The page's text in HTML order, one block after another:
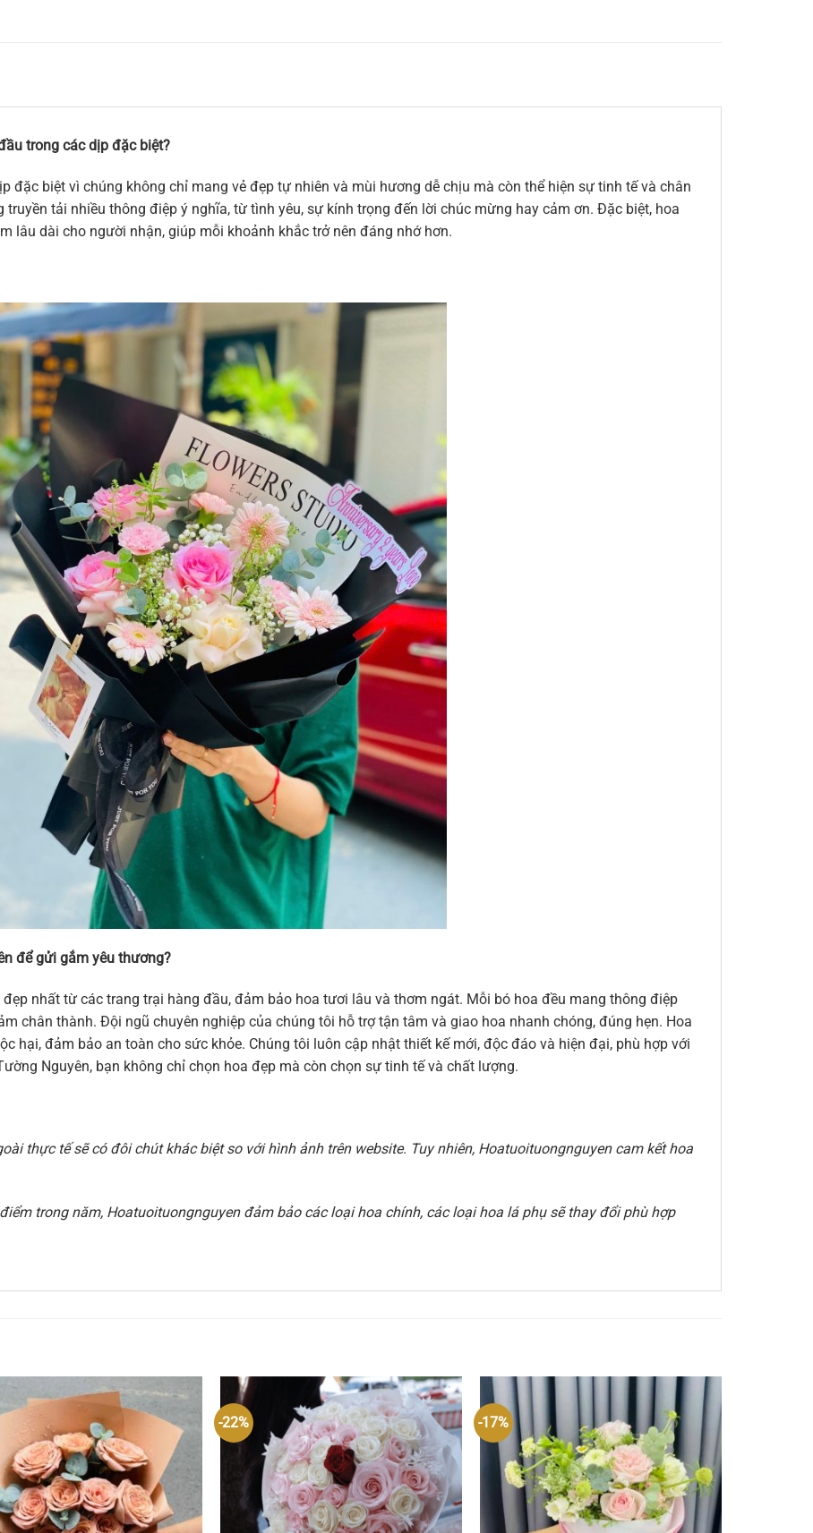
trong các dịp đặc biệt?
đặc biệt vì chúng không chỉ mang vẻ đẹp tự nhiên và mùi hương dễ chịu mà còn thể hiện sự tinh tế và chân
tải nhiều thông điệp ý nghĩa, từ tình yêu, sự kính trọng đến lời chúc mừng hay cảm ơn. Đặc biệt, hoa
lâu dài cho người nhận, giúp mỗi khoảnh khắc trở nên đáng nhớ hơn.
để gửi gắm yêu thương?
nhất từ các trang trại hàng đầu, đảm bảo hoa tươi lâu và thơm ngát. Mỗi bó hoa đều mang thông điệp
chân thành. Đội ngũ chuyên nghiệp của chúng tôi hỗ trợ tận tâm và giao hoa nhanh chóng, đúng hẹn. Hoa
hại, đảm bảo an toàn cho sức khỏe. Chúng tôi luôn cập nhật thiết kế mới, độc đáo và hiện đại, phù hợp với
Nguyên, bạn không chỉ chọn hoa đẹp mà còn chọn sự tinh tế và chất lượng.
thực tế sẽ có đôi chút khác biệt so với hình ảnh trên website. Tuy nhiên, Hoatuoituongnguyen cam kết hoa
trong năm, Hoatuoituongnguyen đảm bảo các loại hoa chính, các loại hoa lá phụ sẽ thay đổi phù hợp
-22% -17%